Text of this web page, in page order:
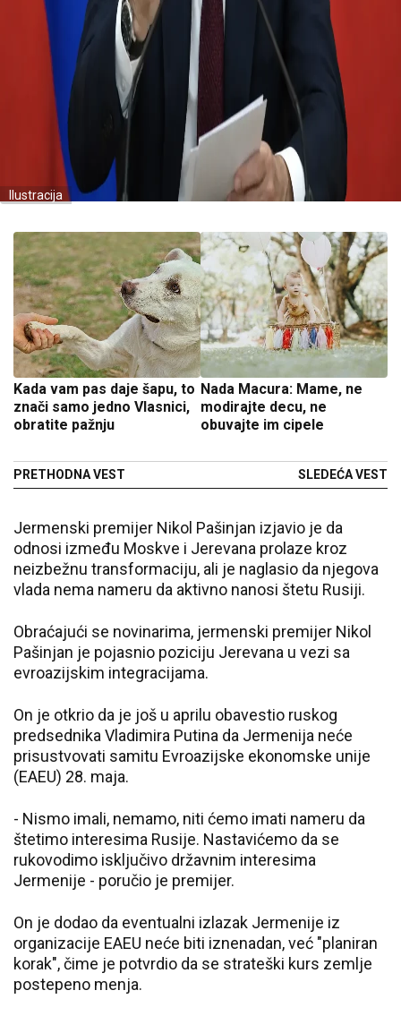
Ilustracija
Kada vam pas daje šapu, to
znači samo jedno Vlasnici,
obratite pažnju
PRETHODNA VEST
Nada Macura: Mame, ne
modirajte decu, ne
obuvajte im cipele
SLEDEĆA VEST
Jermenski premijer Nikol Pašinjan izjavio je da
odnosi između Moskve i Jerevana prolaze kroz
neizbežnu transformaciju, ali je naglasio da njegova
vlada nema nameru da aktivno nanosi štetu Rusiji.
Obraćajući se novinarima, jermenski premijer Nikol
Pašinjan je pojasnio poziciju Jerevana u vezi sa
evroazijskim integracijama.
On je otkrio da je još u aprilu obavestio ruskog
predsednika Vladimira Putina da Jermenija neće
prisustvovati samitu Evroazijske ekonomske unije
(EAEU) 28. maja.
- Nismo imali, nemamo, niti ćemo imati nameru da
štetimo interesima Rusije. Nastavićemo da se
rukovodimo isključivo državnim interesima
Jermenije - poručio je premijer.
On je dodao da eventualni izlazak Jermenije iz
organizacije EAEU neće biti iznenadan, već "planiran
korak", čime je potvrdio da se strateški kurs zemlje
postepeno menja.